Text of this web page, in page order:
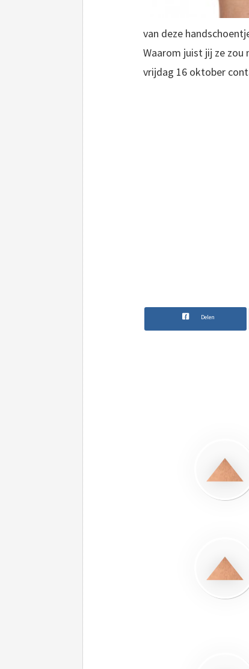
van deze
Waarom juist jij ze zou
vrijdag 16 oktober
Delen